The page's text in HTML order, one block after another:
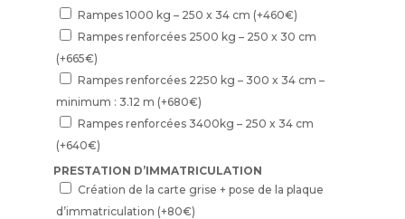
Rampes 1000 kg – 250 x 34 cm (+460€)
Rampes renforcées 2500 kg – 250 x 30 cm
(+665€)
Rampes renforcées 2250 kg – 300 x 34 cm –
minimum : 3.12 m (+680€)
Rampes renforcées 3400kg – 250 x 34 cm
(+640€)
PRESTATION D’IMMATRICULATION
Création de la carte grise + pose de la plaque
d’immatriculation (+80€)